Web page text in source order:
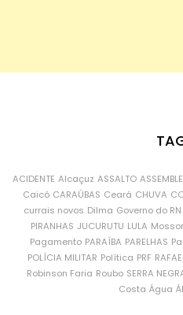
ACIDENTE Alcaçuz ASSALTO
Caicó CARAÚBAS Ceará CHUVA
currais novos Dilma Governo do RN
PIRANHAS JUCURUTU LULA
Pagamento PARAÍBA PARELHAS
POLÍCIA MILITAR Política PRF
Robinson Faria Roubo SERRA
Costa Água